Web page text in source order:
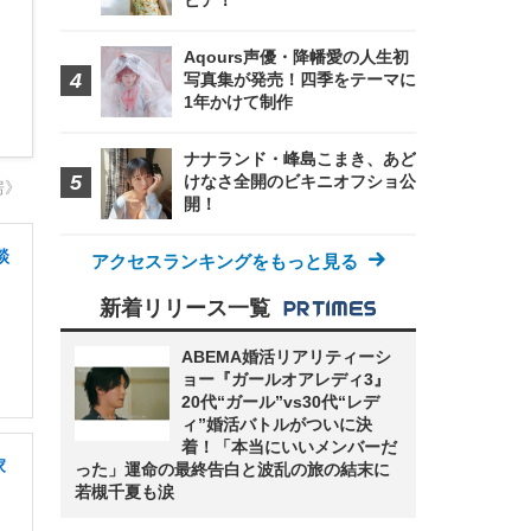
Aqours声優・降幡愛の人生初
写真集が発売！四季をテーマに
1年かけて制作
ナナランド・峰島こまき、あど
けなさ全開のビキニオフショ公
開！
アクセスランキングをもっと見る
新着リリース一覧
ABEMA婚活リアリティーシ
ョー『ガールオアレディ3』
20代“ガール”vs30代“レデ
ィ”婚活バトルがついに決
着！「本当にいいメンバーだ
った」運命の最終告白と波乱の旅の結末に
若槻千夏も涙